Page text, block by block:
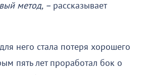
метод, – рассказывает
него стала потеря хорошего
пять лет проработал бок о